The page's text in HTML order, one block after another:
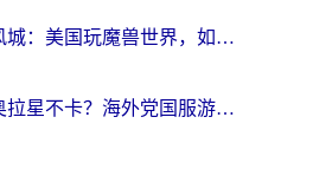
从纽约到暴风城：美国玩魔兽世界，如何找到你的最佳网络航线
日本怎么玩奥拉星不卡？海外党国服游戏加速器选择全攻略